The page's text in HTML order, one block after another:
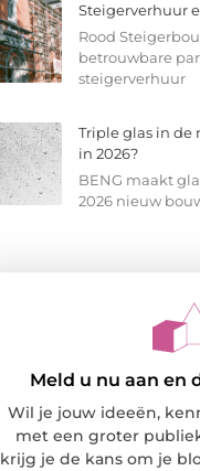
Steigerverhuur
Rood
betrouwbare
steigerverhuur
Triple glas in de
in 2026?
BENG maakt
2026 nieuw
Meld u nu aan en
Wil je jouw ideeën,
met een groter
krijg je de kans om je